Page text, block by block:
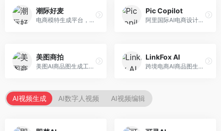
潮际好麦
电商模特生成平台，支持AI虚拟模特创作。面向服装和配饰电商，提供模特试穿、商品展示、营销素材生成等服务，模特形象可定制。
Pic Copilot
阿里国际AI电商设计工具，专注于跨境电商。面向跨境电商卖家，提供商品图优化、营销海报生成、多语言适配等服务，海外市场适配性强。
美图商拍
美图AI商品图生成工具，整合美图生态。面向电商卖家，提供商品图美化、模特替换、场景生成等服务，移动端操作便捷。
LinkFox AI
跨境电商AI商品图生成工具。面向跨境电商卖家，支持多语言商品图生成、模特替换、场景优化等服务，适配海外电商平台需求。
AI视频生成 AI数字人视频 AI视频编辑